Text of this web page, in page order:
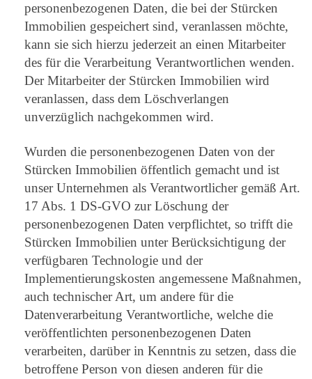
personenbezogenen Daten, die bei der Stürcken
Immobilien gespeichert sind, veranlassen möchte,
kann sie sich hierzu jederzeit an einen Mitarbeiter
des für die Verarbeitung Verantwortlichen wenden.
Der Mitarbeiter der Stürcken Immobilien wird
veranlassen, dass dem Löschverlangen
unverzüglich nachgekommen wird.
Wurden die personenbezogenen Daten von der
Stürcken Immobilien öffentlich gemacht und ist
unser Unternehmen als Verantwortlicher gemäß Art.
17 Abs. 1 DS-GVO zur Löschung der
personenbezogenen Daten verpflichtet, so trifft die
Stürcken Immobilien unter Berücksichtigung der
verfügbaren Technologie und der
Implementierungskosten angemessene Maßnahmen,
auch technischer Art, um andere für die
Datenverarbeitung Verantwortliche, welche die
veröffentlichten personenbezogenen Daten
verarbeiten, darüber in Kenntnis zu setzen, dass die
betroffene Person von diesen anderen für die